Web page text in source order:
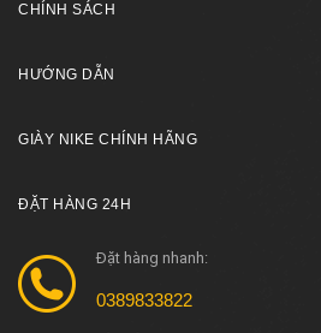
CHÍNH SÁCH
HƯỚNG DẪN
GIÀY NIKE CHÍNH HÃNG
ĐẶT HÀNG 24H
Đặt hàng nhanh:
0389833822